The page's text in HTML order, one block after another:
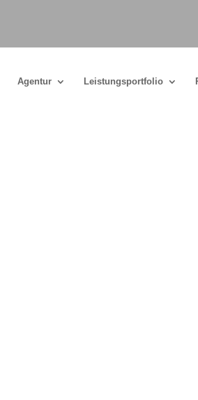
Agentur Leistungsportfolio